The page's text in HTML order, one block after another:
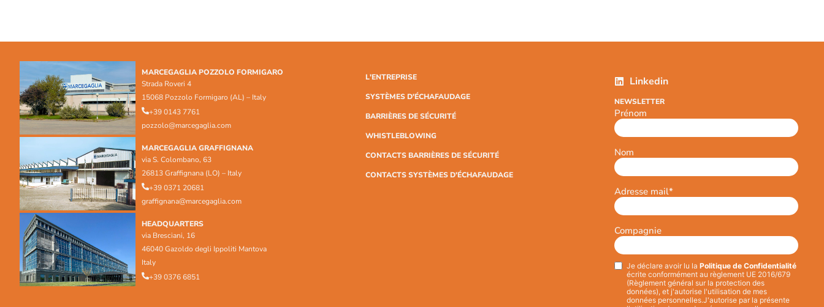
MARCEGAGLIA POZZOLO FORMIGARO
Strada Roveri 4
15068 Pozzolo Formigaro (AL) – Italy
+39 0143 7761
pozzolo@marcegaglia.com
MARCEGAGLIA GRAFFIGNANA
via S. Colombano, 63
26813 Graffignana (LO) – Italy
+39 0371 20681
graffignana@marcegaglia.com
HEADQUARTERS
via Bresciani, 16
46040 Gazoldo degli Ippoliti Mantova
Italy
+39 0376 6851
L'ENTREPRISE
SYSTÈMES D'ÉCHAFAUDAGE
BARRIÈRES DE SÉCURITÉ
WHISTLEBLOWING
CONTACTS BARRIÈRES DE SÉCURITÉ
CONTACTS SYSTÈMES D'ÉCHAFAUDAGE
Linkedin
NEWSLETTER
Prénom
Nom
Adresse mail*
Compagnie
Privacy*
Je déclare avoir lu la Politique de Confidentialité
écrite conformément au règlement UE 2016/679
(Règlement général sur la protection des
données), et j'autorise l'utilisation de mes
données personnelles.J'autorise par la présente